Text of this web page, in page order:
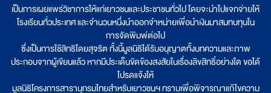
เป็นการเผยแพร่วิชาการให้แก่เยาวชนและประชาชนทั่วไป โดยจะนำไปแจกจ่ายให้
โรงเรียนทั่วประเทศ และจำนวนหนึ่งนำออกจำหน่ายเพื่อนำเงินมาสมทบทุนใน
การจัดพิมพ์ต่อไป
ซึ่งเป็นการใช้สิทธิโดยสุจริต ทั้งนี้มูลนิธิได้รับอนุญาตทั้งบทความและภาพ
ประกอบจากผู้เขียนแล้ว หากมีประเด็นขัดข้องสงสัยในเรื่องลิขสิทธิ์อย่างใด ขอได้
โปรดแจ้งให้
มูลนิธิโครงการสารานุกรมไทยสำหรับเยาวชนฯ ทราบเพื่อพิจารณาแก้ไขความ